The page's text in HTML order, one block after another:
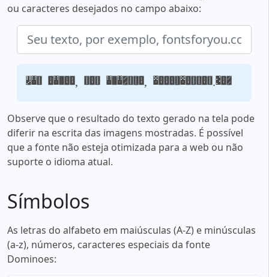
ou caracteres desejados no campo abaixo:
Seu texto, por exemplo, fontsforyou.com
Observe que o resultado do texto gerado na tela pode
diferir na escrita das imagens mostradas. É possível
que a fonte não esteja otimizada para a web ou não
suporte o idioma atual.
Símbolos
As letras do alfabeto em maiúsculas (A-Z) e minúsculas
(a-z), números, caracteres especiais da fonte
Dominoes: